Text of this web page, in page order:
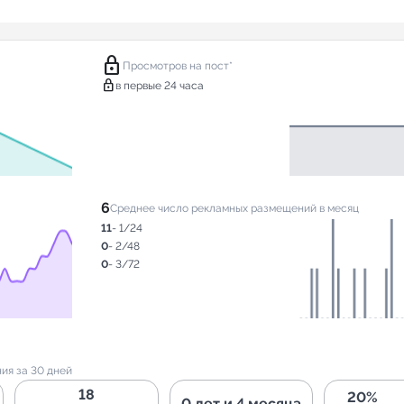
lock Просмотров на пост*
lock в первые 24 часа
6Среднее число рекламных размещений в месяц
11- 1/24
0- 2/48
0- 3/72
за 30 дней
18 20%